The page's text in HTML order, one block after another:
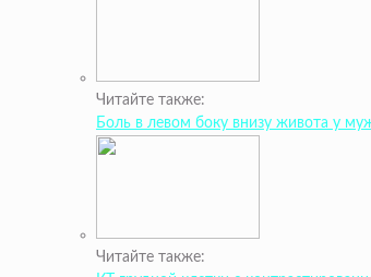
Читайте также:
Боль в левом боку внизу живота у
Читайте также: